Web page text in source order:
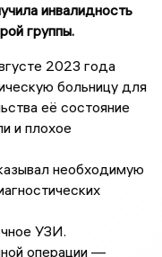
инвалидность
группы.
2023 года
больницу для
её состояние
и плохое
необходимую
УЗИ.
операции —